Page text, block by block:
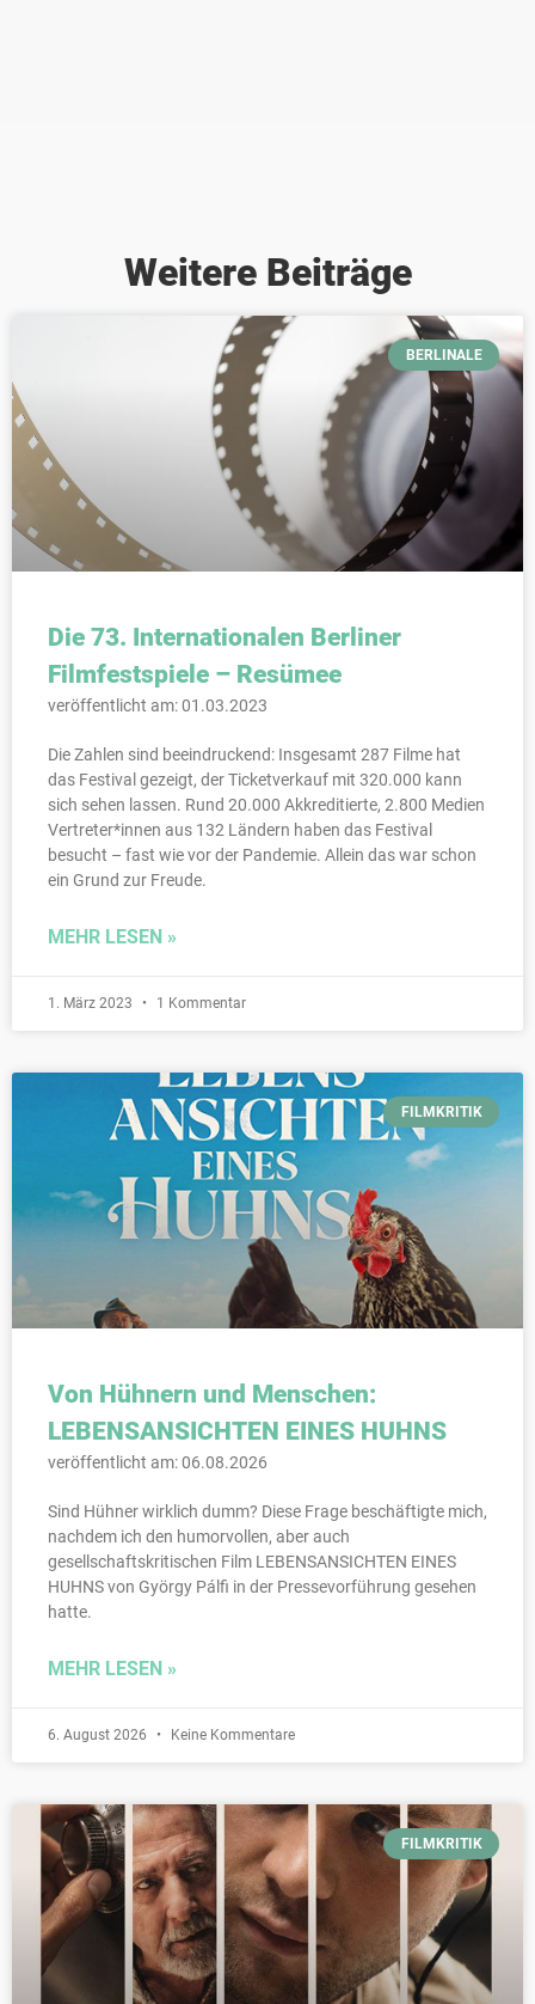
Weitere Beiträge
BERLINALE
Die 73. Internationalen Berliner
Filmfestspiele – Resümee
veröffentlicht am: 01.03.2023
Die Zahlen sind beeindruckend: Insgesamt 287 Filme hat
das Festival gezeigt, der Ticketverkauf mit 320.000 kann
sich sehen lassen. Rund 20.000 Akkreditierte, 2.800 Medien
Vertreter*innen aus 132 Ländern haben das Festival
besucht – fast wie vor der Pandemie. Allein das war schon
ein Grund zur Freude.
MEHR LESEN »
1. März 2023 1 Kommentar
FILMKRITIK
Von Hühnern und Menschen:
LEBENSANSICHTEN EINES HUHNS
veröffentlicht am: 06.08.2026
Sind Hühner wirklich dumm? Diese Frage beschäftigte mich,
nachdem ich den humorvollen, aber auch
gesellschaftskritischen Film LEBENSANSICHTEN EINES
HUHNS von György Pálfi in der Pressevorführung gesehen
hatte.
MEHR LESEN »
6. August 2026 Keine Kommentare
FILMKRITIK